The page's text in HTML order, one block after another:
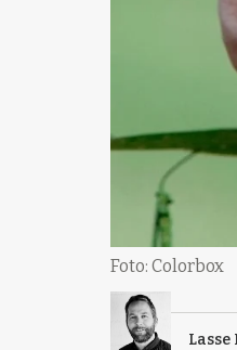
Foto: Colorbox
Lasse